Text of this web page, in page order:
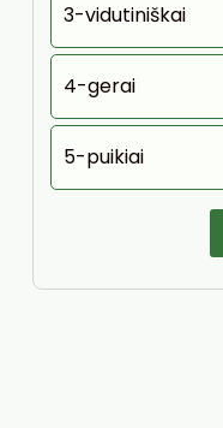
3-vidutiniškai
4-gerai
5-puikiai